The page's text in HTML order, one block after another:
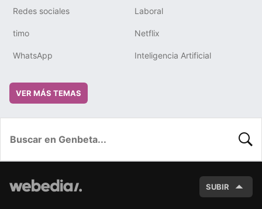
Redes sociales Laboral
timo Netflix
WhatsApp Inteligencia Artificial
VER MÁS TEMAS
SUBIR